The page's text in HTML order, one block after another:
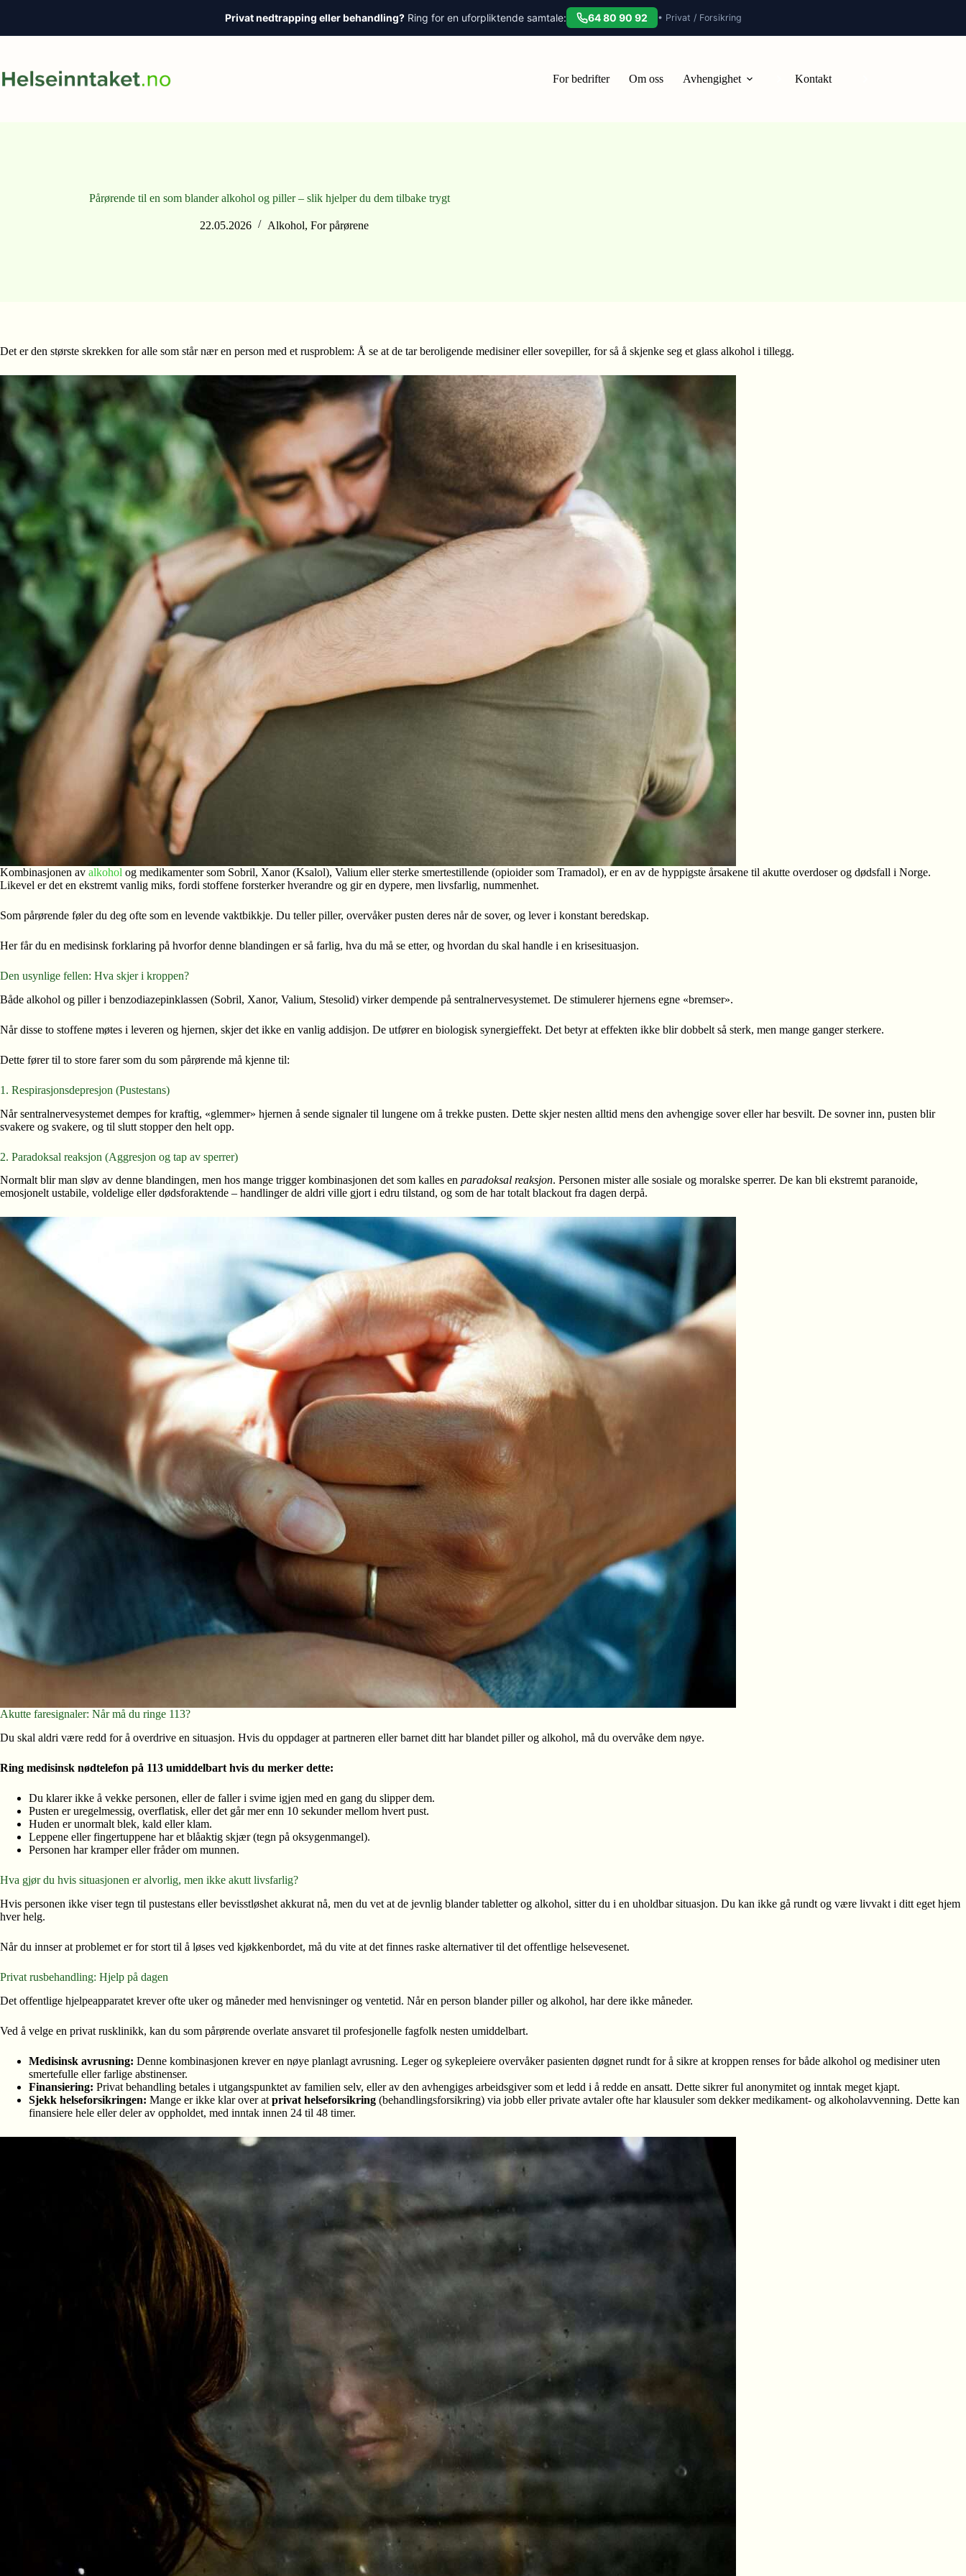
Privat nedtrapping eller behandling?Ring for en uforpliktende samtale: 64 80 90 92 • Privat / Forsikring
For bedrifter
Om oss Avhengighet Kontakt
Pårørende til en som blander alkohol og piller – slik hjelper du dem tilbake trygt
22.05.2026 Alkohol, For pårørene
Det er den største skrekken for alle som står nær en person med et rusproblem: Å se at de tar beroligende medisiner eller sovepiller, for så å skjenke seg et glass alkohol i tillegg.
Kombinasjonen av alkohol og medikamenter som Sobril, Xanor (Ksalol), Valium eller sterke smertestillende (opioider som Tramadol), er en av de hyppigste årsakene til akutte overdoser og dødsfall i Norge.
Likevel er det en ekstremt vanlig miks, fordi stoffene forsterker hverandre og gir en dypere, men livsfarlig, nummenhet.
Som pårørende føler du deg ofte som en levende vaktbikkje. Du teller piller, overvåker pusten deres når de sover, og lever i konstant beredskap.
Her får du en medisinsk forklaring på hvorfor denne blandingen er så farlig, hva du må se etter, og hvordan du skal handle i en krisesituasjon.
Den usynlige fellen: Hva skjer i kroppen?
Både alkohol og piller i benzodiazepinklassen (Sobril, Xanor, Valium, Stesolid) virker dempende på sentralnervesystemet. De stimulerer hjernens egne «bremser».
Når disse to stoffene møtes i leveren og hjernen, skjer det ikke en vanlig addisjon. De utfører en biologisk synergieffekt. Det betyr at effekten ikke blir dobbelt så sterk, men mange ganger sterkere.
Dette fører til to store farer som du som pårørende må kjenne til:
1. Respirasjonsdepresjon (Pustestans)
Når sentralnervesystemet dempes for kraftig, «glemmer» hjernen å sende signaler til lungene om å trekke pusten. Dette skjer nesten alltid mens den avhengige sover eller har besvilt. De sovner inn, pusten blir
svakere og svakere, og til slutt stopper den helt opp.
2. Paradoksal reaksjon (Aggresjon og tap av sperrer)
Normalt blir man sløv av denne blandingen, men hos mange trigger kombinasjonen det som kalles en paradoksal reaksjon. Personen mister alle sosiale og moralske sperrer. De kan bli ekstremt paranoide,
emosjonelt ustabile, voldelige eller dødsforaktende – handlinger de aldri ville gjort i edru tilstand, og som de har totalt blackout fra dagen derpå.
Akutte faresignaler: Når må du ringe 113?
Du skal aldri være redd for å overdrive en situasjon. Hvis du oppdager at partneren eller barnet ditt har blandet piller og alkohol, må du overvåke dem nøye.
Ring medisinsk nødtelefon på 113 umiddelbart hvis du merker dette:
Du klarer ikke å vekke personen, eller de faller i svime igjen med en gang du slipper dem.
Pusten er uregelmessig, overflatisk, eller det går mer enn 10 sekunder mellom hvert pust.
Huden er unormalt blek, kald eller klam.
Leppene eller fingertuppene har et blåaktig skjær (tegn på oksygenmangel).
Personen har kramper eller fråder om munnen.
Hva gjør du hvis situasjonen er alvorlig, men ikke akutt livsfarlig?
Hvis personen ikke viser tegn til pustestans eller bevisstløshet akkurat nå, men du vet at de jevnlig blander tabletter og alkohol, sitter du i en uholdbar situasjon. Du kan ikke gå rundt og være livvakt i ditt eget hjem
hver helg.
Når du innser at problemet er for stort til å løses ved kjøkkenbordet, må du vite at det finnes raske alternativer til det offentlige helsevesenet.
Privat rusbehandling: Hjelp på dagen
Det offentlige hjelpeapparatet krever ofte uker og måneder med henvisninger og ventetid. Når en person blander piller og alkohol, har dere ikke måneder.
Ved å velge en privat rusklinikk, kan du som pårørende overlate ansvaret til profesjonelle fagfolk nesten umiddelbart.
Medisinsk avrusning: Denne kombinasjonen krever en nøye planlagt avrusning. Leger og sykepleiere overvåker pasienten døgnet rundt for å sikre at kroppen renses for både alkohol og medisiner uten
smertefulle eller farlige abstinenser.
Finansiering: Privat behandling betales i utgangspunktet av familien selv, eller av den avhengiges arbeidsgiver som et ledd i å redde en ansatt. Dette sikrer ful anonymitet og inntak meget kjapt.
Sjekk helseforsikringen: Mange er ikke klar over at privat helseforsikring (behandlingsforsikring) via jobb eller private avtaler ofte har klausuler som dekker medikament- og alkoholavvenning. Dette kan
finansiere hele eller deler av oppholdet, med inntak innen 24 til 48 timer.